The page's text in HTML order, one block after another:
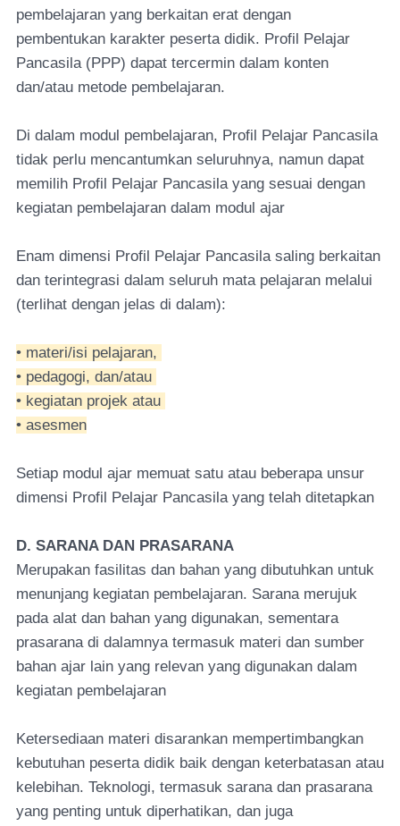
pembelajaran yang berkaitan erat dengan
pembentukan karakter peserta didik. Profil Pelajar
Pancasila (PPP) dapat tercermin dalam konten
dan/atau metode pembelajaran.
Di dalam modul pembelajaran, Profil Pelajar Pancasila
tidak perlu mencantumkan seluruhnya, namun dapat
memilih Profil Pelajar Pancasila yang sesuai dengan
kegiatan pembelajaran dalam modul ajar
Enam dimensi Profil Pelajar Pancasila saling berkaitan
dan terintegrasi dalam seluruh mata pelajaran melalui
(terlihat dengan jelas di dalam):
• materi/isi pelajaran,
• pedagogi, dan/atau
• kegiatan projek atau
• asesmen
Setiap modul ajar memuat satu atau beberapa unsur
dimensi Profil Pelajar Pancasila yang telah ditetapkan
D. SARANA DAN PRASARANA
Merupakan fasilitas dan bahan yang dibutuhkan untuk
menunjang kegiatan pembelajaran. Sarana merujuk
pada alat dan bahan yang digunakan, sementara
prasarana di dalamnya termasuk materi dan sumber
bahan ajar lain yang relevan yang digunakan dalam
kegiatan pembelajaran
Ketersediaan materi disarankan mempertimbangkan
kebutuhan peserta didik baik dengan keterbatasan atau
kelebihan. Teknologi, termasuk sarana dan prasarana
yang penting untuk diperhatikan, dan juga